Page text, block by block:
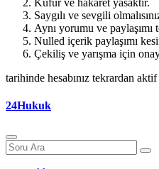
Saygılı ve sevgili
Aynı yorumu ve paylaşımı
Nulled içerik paylaşımı
Çekiliş ve yarışma için
tarihinde hesabınız tekrardan aktif
24Hukuk